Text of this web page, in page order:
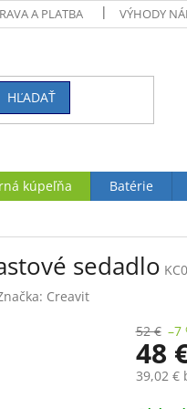
A PLATBA VÝHODY
HĽADAŤ
kúpeľňa Batérie
sedadlo
Creavit
52 € –7
48
39,02 €